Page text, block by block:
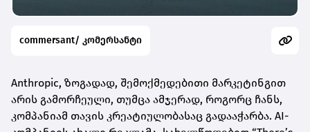
commersant/ კომერსანტი
Anthropic, ზოგადად, შემოქმედებითი მარკეტინგით
არის გამორჩეული, თუმცა ამჯერად, როგორც ჩანს,
კომპანიამ თავის კრეატიულობასაც გადააჭარბა. AI-